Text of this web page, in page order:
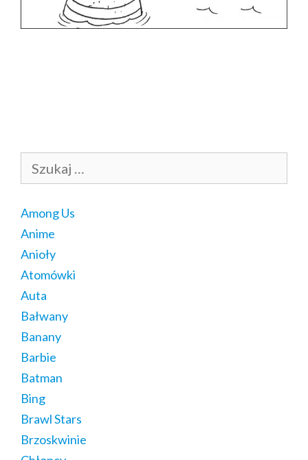
Among Us
Anime
Anioły
Atomówki
Auta
Bałwany
Banany
Barbie
Batman
Bing
Brawl Stars
Brzoskwinie